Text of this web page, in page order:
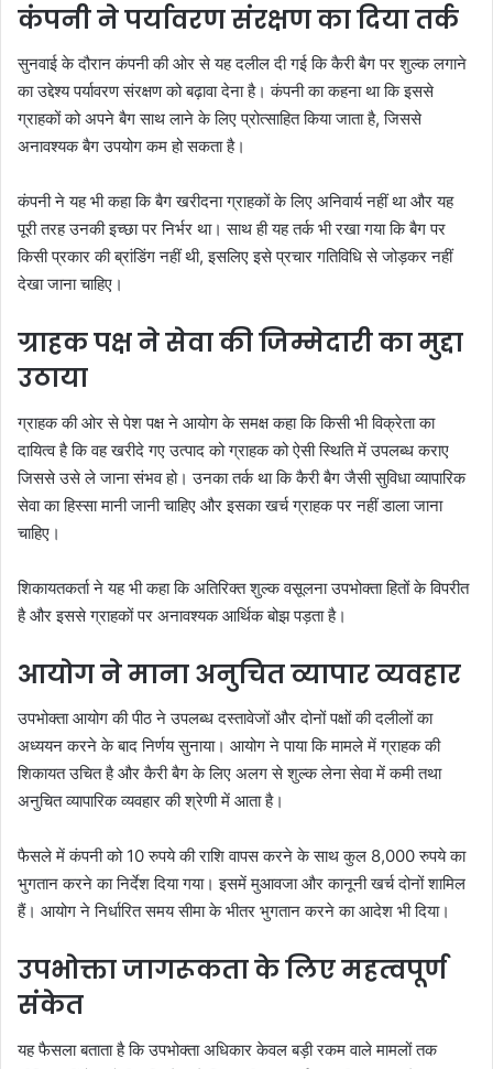
कंपनी ने पर्यावरण संरक्षण का दिया तर्क
सुनवाई के दौरान कंपनी की ओर से यह दलील दी गई कि कैरी बैग पर शुल्क लगाने
का उद्देश्य पर्यावरण संरक्षण को बढ़ावा देना है। कंपनी का कहना था कि इससे
ग्राहकों को अपने बैग साथ लाने के लिए प्रोत्साहित किया जाता है, जिससे
अनावश्यक बैग उपयोग कम हो सकता है।
कंपनी ने यह भी कहा कि बैग खरीदना ग्राहकों के लिए अनिवार्य नहीं था और यह
पूरी तरह उनकी इच्छा पर निर्भर था। साथ ही यह तर्क भी रखा गया कि बैग पर
किसी प्रकार की ब्रांडिंग नहीं थी, इसलिए इसे प्रचार गतिविधि से जोड़कर नहीं
देखा जाना चाहिए।
ग्राहक पक्ष ने सेवा की जिम्मेदारी का मुद्दा
उठाया
ग्राहक की ओर से पेश पक्ष ने आयोग के समक्ष कहा कि किसी भी विक्रेता का
दायित्व है कि वह खरीदे गए उत्पाद को ग्राहक को ऐसी स्थिति में उपलब्ध कराए
जिससे उसे ले जाना संभव हो। उनका तर्क था कि कैरी बैग जैसी सुविधा व्यापारिक
सेवा का हिस्सा मानी जानी चाहिए और इसका खर्च ग्राहक पर नहीं डाला जाना
चाहिए।
शिकायतकर्ता ने यह भी कहा कि अतिरिक्त शुल्क वसूलना उपभोक्ता हितों के विपरीत
है और इससे ग्राहकों पर अनावश्यक आर्थिक बोझ पड़ता है।
आयोग ने माना अनुचित व्यापार व्यवहार
उपभोक्ता आयोग की पीठ ने उपलब्ध दस्तावेजों और दोनों पक्षों की दलीलों का
अध्ययन करने के बाद निर्णय सुनाया। आयोग ने पाया कि मामले में ग्राहक की
शिकायत उचित है और कैरी बैग के लिए अलग से शुल्क लेना सेवा में कमी तथा
अनुचित व्यापारिक व्यवहार की श्रेणी में आता है।
फैसले में कंपनी को 10 रुपये की राशि वापस करने के साथ कुल 8,000 रुपये का
भुगतान करने का निर्देश दिया गया। इसमें मुआवजा और कानूनी खर्च दोनों शामिल
हैं। आयोग ने निर्धारित समय सीमा के भीतर भुगतान करने का आदेश भी दिया।
उपभोक्ता जागरूकता के लिए महत्वपूर्ण
संकेत
यह फैसला बताता है कि उपभोक्ता अधिकार केवल बड़ी रकम वाले मामलों तक